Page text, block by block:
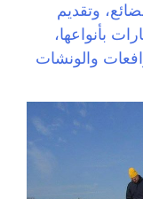
وتقديم
بأنواعها،
والونشات